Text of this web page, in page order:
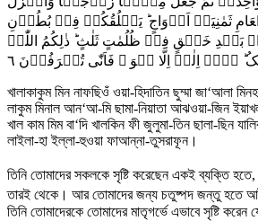
ثَمٰنِیَۃَ اَزۡوَاجٍ ؕ یَخۡلُقُکُمۡ فِیۡ بُطُوۡنِ
خَلۡقٍ فِیۡ ظُلُمٰتٍ ثَلٰثٍ ؕ ذٰلِکُمُ اللّٰہُ
لَاۤ اِلٰہَ اِلَّا ہُوَ ۚ فَاَنّٰی تُصۡرَفُوۡنَ ٦
খালাকাকুম মিন নাফছিওঁ ওয়া-হিদাতিন ছুম্মা জা‘আলা
লাকুম মিনাল আন‘আ-মি ছামা-নিয়াতা আঝওয়া-জিন
খাল কাম মিম বা‘দি খালকিন ফী জুলুমা-তিন ছালা-ছিন
লাইলা-হা ইল্লা-হুওয়া ফাআন্না-তুসরাফূন।
তিনি তোমাদের সকলকে সৃষ্টি করেছেন একই ব্যক্তি হতে,
তারই থেকে। আর তোমাদের জন্য চতুষ্পদ জন্তু হতে
তিনি তোমাদেরকে তোমাদের মাতৃগর্ভে এভাবে সৃষ্টি